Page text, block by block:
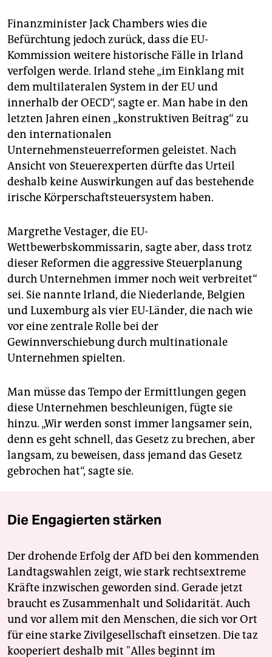
Finanzminister Jack Chambers wies die
Befürchtung jedoch zurück, dass die EU-
Kommission weitere historische Fälle in Irland
verfolgen werde. Irland stehe „im Einklang mit
dem multilateralen System in der EU und
innerhalb der OECD“, sagte er. Man habe in den
letzten Jahren einen „konstruktiven Beitrag“ zu
den internationalen
Unternehmensteuerreformen geleistet. Nach
Ansicht von Steuerexperten dürfte das Urteil
deshalb keine Auswirkungen auf das bestehende
irische Körperschaftsteuersystem haben.
Margrethe Vestager, die EU-
Wettbewerbskommissarin, sagte aber, dass trotz
dieser Reformen die aggressive Steuerplanung
durch Unternehmen immer noch weit verbreitet“
sei. Sie nannte Irland, die Niederlande, Belgien
und Luxemburg als vier EU-Länder, die nach wie
vor eine zentrale Rolle bei der
Gewinnverschiebung durch multinationale
Unternehmen spielten.
Man müsse das Tempo der Ermittlungen gegen
diese Unternehmen beschleunigen, fügte sie
hinzu. „Wir werden sonst immer langsamer sein,
denn es geht schnell, das Gesetz zu brechen, aber
langsam, zu beweisen, dass jemand das Gesetz
gebrochen hat“, sagte sie.
Die Engagierten stärken
Der drohende Erfolg der AfD bei den kommenden
Landtagswahlen zeigt, wie stark rechtsextreme
Kräfte inzwischen geworden sind. Gerade jetzt
braucht es Zusammenhalt und Solidarität. Auch
und vor allem mit den Menschen, die sich vor Ort
für eine starke Zivilgesellschaft einsetzen. Die taz
kooperiert deshalb mit "Alles beginnt im